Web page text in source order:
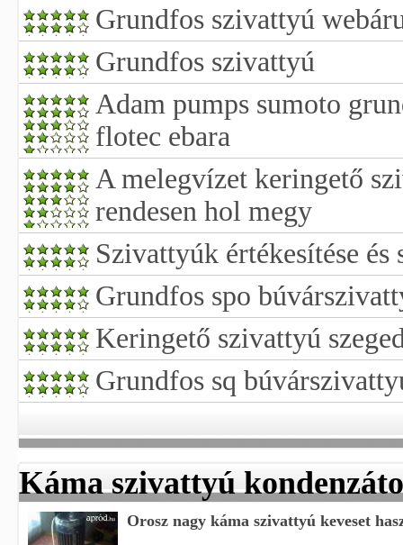
Grundfos szivattyú
Grundfos szivattyú
Adam pumps sumoto
flotec ebara
A melegvízet keringető
rendesen hol megy
Szivattyúk értékesítése és
Grundfos spo
Keringető szivattyú
Grundfos sq
Káma szivattyú
Orosz nagy káma szivattyú keveset